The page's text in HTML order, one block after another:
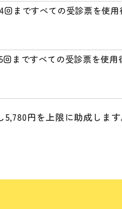
回まですべての受診票を使用
回まですべての受診票を使用
円を上限に助成しま